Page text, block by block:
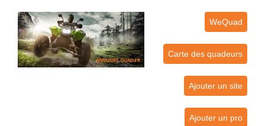
WeQuad
Carte des quadeurs
Ajouter un site
Ajouter un pro